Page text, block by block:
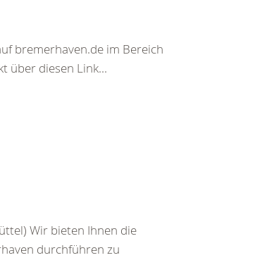
bremerhaven.de im Bereich
über diesen Link...
Wir bieten Ihnen die
durchführen zu